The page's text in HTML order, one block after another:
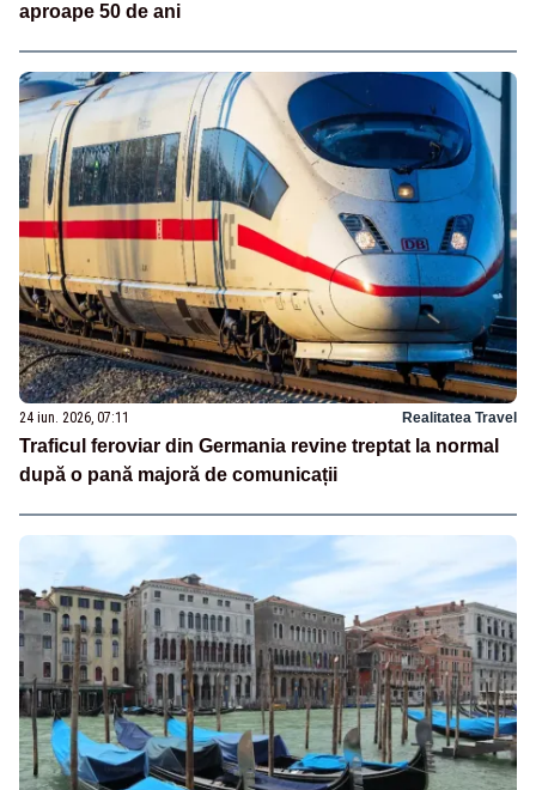
aproape 50 de ani
24 iun. 2026, 07:11 Realitatea Travel
Traficul feroviar din Germania revine treptat la normal
după o pană majoră de comunicații